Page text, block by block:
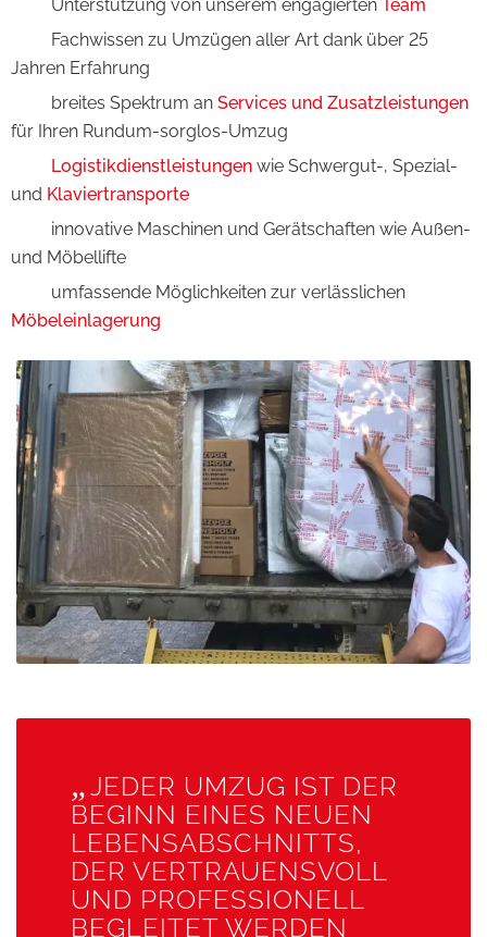
Unterstützung von unserem engagierten Team
Fachwissen zu Umzügen aller Art dank über 25
Jahren Erfahrung
breites Spektrum an Services und Zusatzleistungen
für Ihren Rundum-sorglos-Umzug
Logistikdienstleistungen wie Schwergut-, Spezial-
und Klaviertransporte
innovative Maschinen und Gerätschaften wie Außen-
und Möbellifte
umfassende Möglichkeiten zur verlässlichen
Möbeleinlagerung
„JEDER UMZUG IST DER
BEGINN EINES NEUEN
LEBENSABSCHNITTS,
DER VERTRAUENSVOLL
UND PROFESSIONELL
BEGLEITET WERDEN